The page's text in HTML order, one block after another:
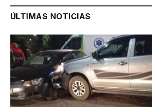
ÚLTIMAS NOTICIAS